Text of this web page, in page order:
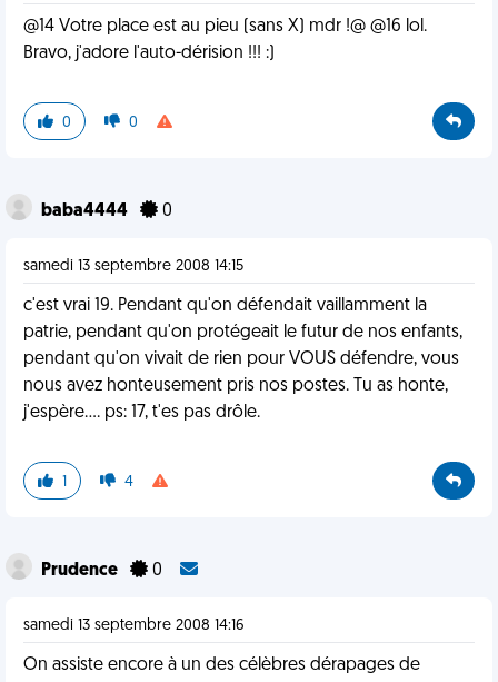
@14 Votre place est au pieu (sans X) mdr !@ @16 lol.
Bravo, j'adore l'auto-dérision !!! :)
0 0
baba4444 0
samedi 13 septembre 2008 14:15
c'est vrai 19. Pendant qu'on défendait vaillamment la
patrie, pendant qu'on protégeait le futur de nos enfants,
pendant qu'on vivait de rien pour VOUS défendre, vous
nous avez honteusement pris nos postes. Tu as honte,
j'espère.... ps: 17, t'es pas drôle.
1 4
Prudence 0
samedi 13 septembre 2008 14:16
On assiste encore à un des célèbres dérapages de